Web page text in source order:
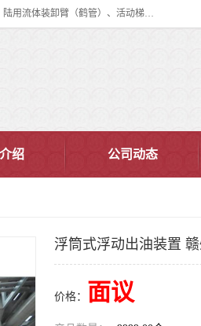
连云港华德石油化工机械有限公司（原连云港石油化工机械总厂），始创于1982年，是从事码头船用流体装卸臂、陆用流体装卸臂（鹤管）、活动梯、钢构平台、定量装车系统等全系列流体装卸设备的设计、制造、销售以及服务的专业供应商。
绍 公司动态
浮筒式浮动出油装置
价格： 面议